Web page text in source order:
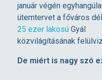
É
G
L
január végén
ütemtervet a főváros
25 ezer lakosú Gyál
közvilágításának
De miért is nagy szó